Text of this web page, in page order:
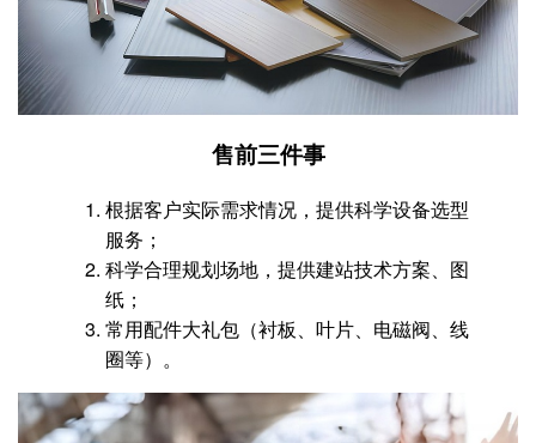
售前三件事
根据客户实际需求情况，提供科学设备选型
服务；
科学合理规划场地，提供建站技术方案、图
纸；
常用配件大礼包（衬板、叶片、电磁阀、线
圈等）。